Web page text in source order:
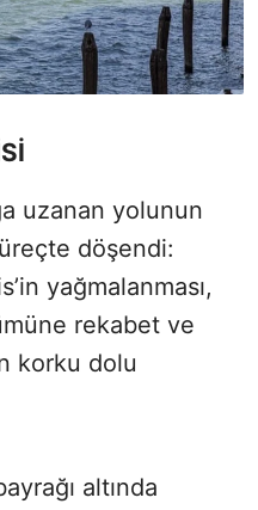
uzanan yolunun
döşendi:
yağmalanması,
rekabet ve
korku dolu
altında